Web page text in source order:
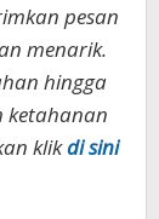
pesan
menarik.
hingga
ketahanan
klikdi sini